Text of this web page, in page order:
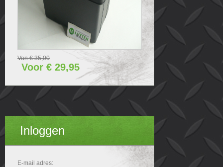
Van € 35,00
Voor € 29,95
Inloggen
E-mail adres: